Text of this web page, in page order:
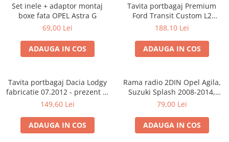
Set inele + adaptor montaj
boxe fata OPEL Astra G
69,00 Lei
ADAUGA IN COS
Tavita portbagaj Premium
Ford Transit Custom L2
fabricatie 01.2013 - prezent
188,10 Lei
ADAUGA IN COS
Tavita portbagaj Dacia Lodgy
fabricatie 07.2012 - prezent (7
locuri)
149,60 Lei
ADAUGA IN COS
Rama radio 2DIN Opel Agila,
Suzuki Splash 2008-2014,
381294-04
79,00 Lei
ADAUGA IN COS